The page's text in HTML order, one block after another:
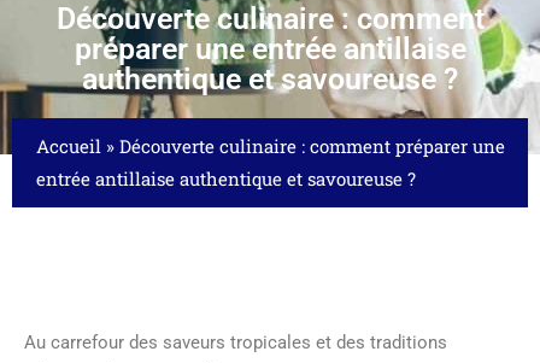
Découverte culinaire : comment
préparer une entrée antillaise
authentique et savoureuse ?
Accueil » Découverte culinaire : comment préparer une
entrée antillaise authentique et savoureuse ?
Au carrefour des saveurs tropicales et des traditions